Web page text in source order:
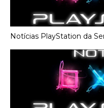
Notícias PlayStation da